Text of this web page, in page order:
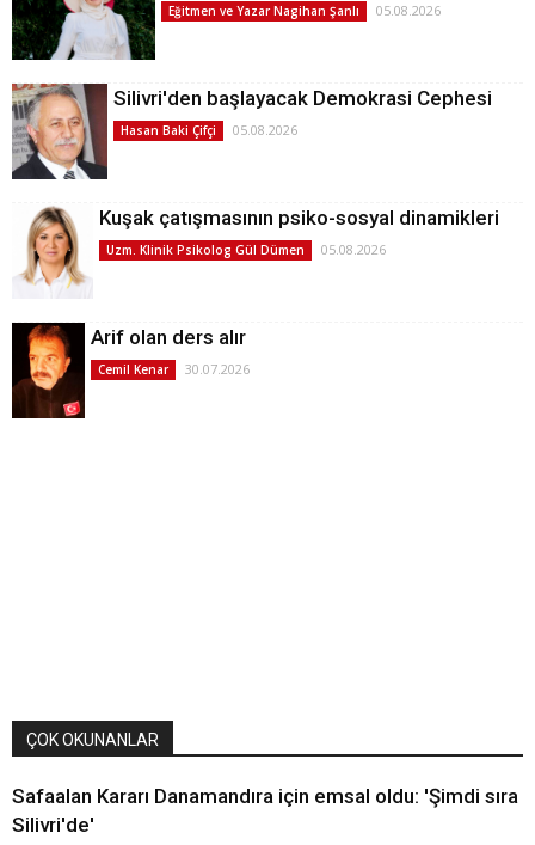
Eğitmen ve Yazar Nagihan Şanlı 05.08.2026
Silivri'den başlayacak Demokrasi Cephesi
Hasan Baki Çifçi 05.08.2026
Kuşak çatışmasının psiko-sosyal dinamikleri
Uzm. Klinik Psikolog Gül Dümen 05.08.2026
Arif olan ders alır
Cemil Kenar 30.07.2026
ÇOK OKUNANLAR
Safaalan Kararı Danamandıra için emsal oldu: 'Şimdi sıra
Silivri'de'